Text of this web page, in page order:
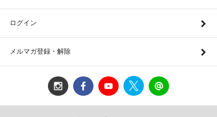
ログイン
メルマガ登録・解除